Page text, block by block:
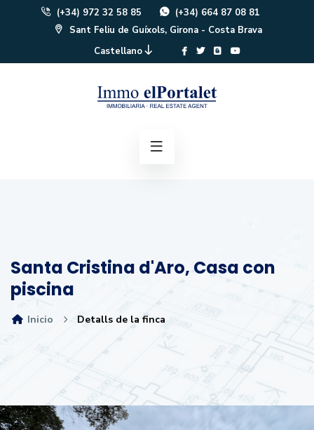
(+34) 972 32 58 85
(+34) 664 87 08 81
Sant Feliu de Guíxols, Girona - Costa Brava
Castellano
Santa Cristina d'Aro, Casa con
piscina
Inicio Detalls de la finca